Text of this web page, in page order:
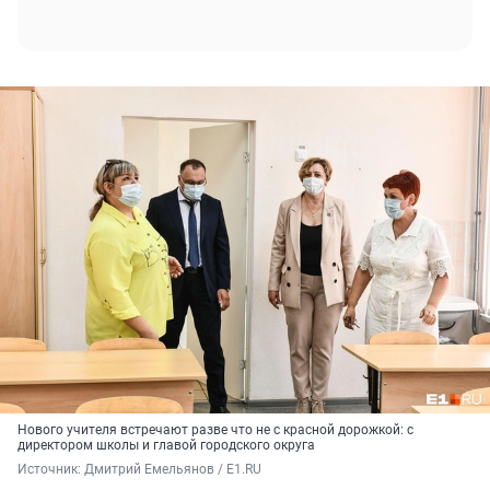
Нового учителя встречают разве что не с красной дорожкой: с
директором школы и главой городского округа
Источник: Дмитрий Емельянов / E1.RU